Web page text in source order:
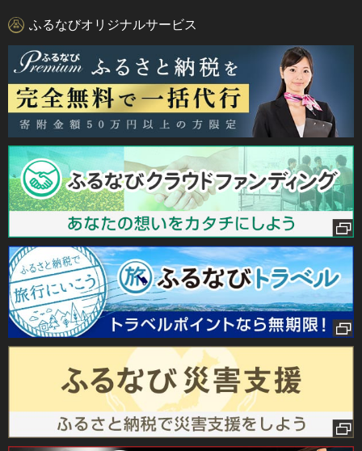
ふるなびオリジナルサービス